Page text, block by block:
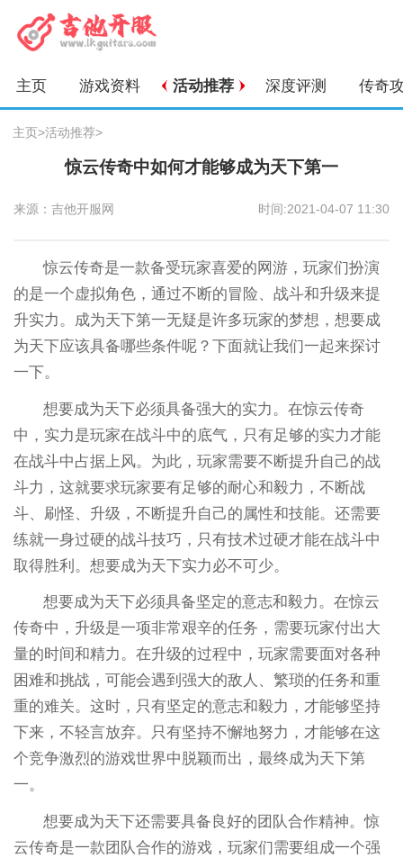
主页 游戏资料 活动推荐 深度评测 传奇
主页>活动推荐>
惊云传奇中如何才能够成为天下第一
来源：吉他开服网 时间:2021-04-07 11:30
惊云传奇是一款备受玩家喜爱的网游，玩家们扮演
的是一个虚拟角色，通过不断的冒险、战斗和升级来提
升实力。成为天下第一无疑是许多玩家的梦想，想要成
为天下应该具备哪些条件呢？下面就让我们一起来探讨
一下。
想要成为天下必须具备强大的实力。在惊云传奇
中，实力是玩家在战斗中的底气，只有足够的实力才能
在战斗中占据上风。为此，玩家需要不断提升自己的战
斗力，这就要求玩家要有足够的耐心和毅力，不断战
斗、刷怪、升级，不断提升自己的属性和技能。还需要
练就一身过硬的战斗技巧，只有技术过硬才能在战斗中
取得胜利。想要成为天下实力必不可少。
想要成为天下必须具备坚定的意志和毅力。在惊云
传奇中，升级是一项非常艰辛的任务，需要玩家付出大
量的时间和精力。在升级的过程中，玩家需要面对各种
困难和挑战，可能会遇到强大的敌人、繁琐的任务和重
重的难关。这时，只有坚定的意志和毅力，才能够坚持
下来，不轻言放弃。只有坚持不懈地努力，才能够在这
个竞争激烈的游戏世界中脱颖而出，最终成为天下第
一。
想要成为天下还需要具备良好的团队合作精神。惊
云传奇是一款团队合作的游戏，玩家们需要组成一个强